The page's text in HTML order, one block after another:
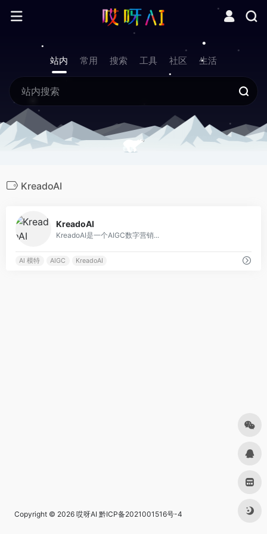
站内 常用 搜索 工具 社区 生活
KreadoAI
KreadoAI
KreadoAI是一个AIGC数字营销...
AI 模特 AIGC KreadoAI
Copyright © 2026 哎呀AI 黔ICP备2021001516号-4